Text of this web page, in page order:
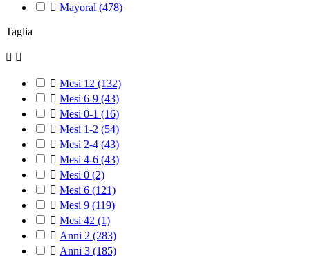
 Mayoral (478)
Taglia
 
 Mesi 12 (132)
 Mesi 6-9 (43)
 Mesi 0-1 (16)
 Mesi 1-2 (54)
 Mesi 2-4 (43)
 Mesi 4-6 (43)
 Mesi 0 (2)
 Mesi 6 (121)
 Mesi 9 (119)
 Mesi 42 (1)
 Anni 2 (283)
 Anni 3 (185)